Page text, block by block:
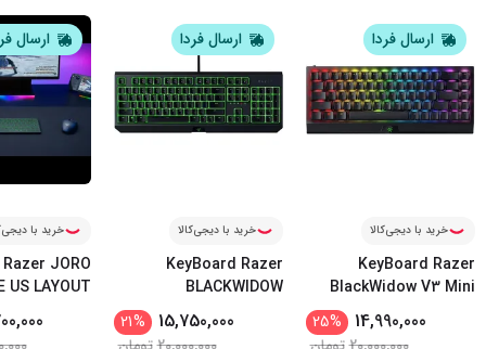
ارسال فردا
خرید با دیجی‌کالا
KeyBoard Razer
BlackWidow V3 Mini
14,990,000
%
25
ارسال فردا
خرید با دیجی‌کالا
KeyBoard Razer
BLACKWIDOW
ESSENTIAL Gr
...
15,750,000
%
21
ارسال
خرید با
JORO
US LAYOUT